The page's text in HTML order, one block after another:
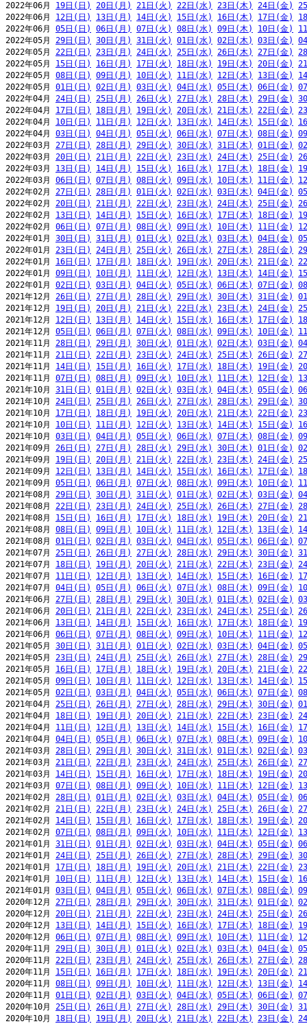
2022年06月 19日(日) 20日(月) 21日(火) 22日(水) 23日(木) 24日(金)
2022年06月 12日(日) 13日(月) 14日(火) 15日(水) 16日(木) 17日(金)
2022年06月 05日(日) 06日(月) 07日(火) 08日(水) 09日(木) 10日(金)
2022年05月 29日(日) 30日(月) 31日(火) 01日(水) 02日(木) 03日(金)
2022年05月 22日(日) 23日(月) 24日(火) 25日(水) 26日(木) 27日(金)
2022年05月 15日(日) 16日(月) 17日(火) 18日(水) 19日(木) 20日(金)
2022年05月 08日(日) 09日(月) 10日(火) 11日(水) 12日(木) 13日(金)
2022年05月 01日(日) 02日(月) 03日(火) 04日(水) 05日(木) 06日(金)
2022年04月 24日(日) 25日(月) 26日(火) 27日(水) 28日(木) 29日(金)
2022年04月 17日(日) 18日(月) 19日(火) 20日(水) 21日(木) 22日(金)
2022年04月 10日(日) 11日(月) 12日(火) 13日(水) 14日(木) 15日(金)
2022年04月 03日(日) 04日(月) 05日(火) 06日(水) 07日(木) 08日(金)
2022年03月 27日(日) 28日(月) 29日(火) 30日(水) 31日(木) 01日(金)
2022年03月 20日(日) 21日(月) 22日(火) 23日(水) 24日(木) 25日(金)
2022年03月 13日(日) 14日(月) 15日(火) 16日(水) 17日(木) 18日(金)
2022年03月 06日(日) 07日(月) 08日(火) 09日(水) 10日(木) 11日(金)
2022年02月 27日(日) 28日(月) 01日(火) 02日(水) 03日(木) 04日(金)
2022年02月 20日(日) 21日(月) 22日(火) 23日(水) 24日(木) 25日(金)
2022年02月 13日(日) 14日(月) 15日(火) 16日(水) 17日(木) 18日(金)
2022年02月 06日(日) 07日(月) 08日(火) 09日(水) 10日(木) 11日(金)
2022年01月 30日(日) 31日(月) 01日(火) 02日(水) 03日(木) 04日(金)
2022年01月 23日(日) 24日(月) 25日(火) 26日(水) 27日(木) 28日(金)
2022年01月 16日(日) 17日(月) 18日(火) 19日(水) 20日(木) 21日(金)
2022年01月 09日(日) 10日(月) 11日(火) 12日(水) 13日(木) 14日(金)
2022年01月 02日(日) 03日(月) 04日(火) 05日(水) 06日(木) 07日(金)
2021年12月 26日(日) 27日(月) 28日(火) 29日(水) 30日(木) 31日(金)
2021年12月 19日(日) 20日(月) 21日(火) 22日(水) 23日(木) 24日(金)
2021年12月 12日(日) 13日(月) 14日(火) 15日(水) 16日(木) 17日(金)
2021年12月 05日(日) 06日(月) 07日(火) 08日(水) 09日(木) 10日(金)
2021年11月 28日(日) 29日(月) 30日(火) 01日(水) 02日(木) 03日(金)
2021年11月 21日(日) 22日(月) 23日(火) 24日(水) 25日(木) 26日(金)
2021年11月 14日(日) 15日(月) 16日(火) 17日(水) 18日(木) 19日(金)
2021年11月 07日(日) 08日(月) 09日(火) 10日(水) 11日(木) 12日(金)
2021年10月 31日(日) 01日(月) 02日(火) 03日(水) 04日(木) 05日(金)
2021年10月 24日(日) 25日(月) 26日(火) 27日(水) 28日(木) 29日(金)
2021年10月 17日(日) 18日(月) 19日(火) 20日(水) 21日(木) 22日(金)
2021年10月 10日(日) 11日(月) 12日(火) 13日(水) 14日(木) 15日(金)
2021年10月 03日(日) 04日(月) 05日(火) 06日(水) 07日(木) 08日(金)
2021年09月 26日(日) 27日(月) 28日(火) 29日(水) 30日(木) 01日(金)
2021年09月 19日(日) 20日(月) 21日(火) 22日(水) 23日(木) 24日(金)
2021年09月 12日(日) 13日(月) 14日(火) 15日(水) 16日(木) 17日(金)
2021年09月 05日(日) 06日(月) 07日(火) 08日(水) 09日(木) 10日(金)
2021年08月 29日(日) 30日(月) 31日(火) 01日(水) 02日(木) 03日(金)
2021年08月 22日(日) 23日(月) 24日(火) 25日(水) 26日(木) 27日(金)
2021年08月 15日(日) 16日(月) 17日(火) 18日(水) 19日(木) 20日(金)
2021年08月 08日(日) 09日(月) 10日(火) 11日(水) 12日(木) 13日(金)
2021年08月 01日(日) 02日(月) 03日(火) 04日(水) 05日(木) 06日(金)
2021年07月 25日(日) 26日(月) 27日(火) 28日(水) 29日(木) 30日(金)
2021年07月 18日(日) 19日(月) 20日(火) 21日(水) 22日(木) 23日(金)
2021年07月 11日(日) 12日(月) 13日(火) 14日(水) 15日(木) 16日(金)
2021年07月 04日(日) 05日(月) 06日(火) 07日(水) 08日(木) 09日(金)
2021年06月 27日(日) 28日(月) 29日(火) 30日(水) 01日(木) 02日(金)
2021年06月 20日(日) 21日(月) 22日(火) 23日(水) 24日(木) 25日(金)
2021年06月 13日(日) 14日(月) 15日(火) 16日(水) 17日(木) 18日(金)
2021年06月 06日(日) 07日(月) 08日(火) 09日(水) 10日(木) 11日(金)
2021年05月 30日(日) 31日(月) 01日(火) 02日(水) 03日(木) 04日(金)
2021年05月 23日(日) 24日(月) 25日(火) 26日(水) 27日(木) 28日(金)
2021年05月 16日(日) 17日(月) 18日(火) 19日(水) 20日(木) 21日(金)
2021年05月 09日(日) 10日(月) 11日(火) 12日(水) 13日(木) 14日(金)
2021年05月 02日(日) 03日(月) 04日(火) 05日(水) 06日(木) 07日(金)
2021年04月 25日(日) 26日(月) 27日(火) 28日(水) 29日(木) 30日(金)
2021年04月 18日(日) 19日(月) 20日(火) 21日(水) 22日(木) 23日(金)
2021年04月 11日(日) 12日(月) 13日(火) 14日(水) 15日(木) 16日(金)
2021年04月 04日(日) 05日(月) 06日(火) 07日(水) 08日(木) 09日(金)
2021年03月 28日(日) 29日(月) 30日(火) 31日(水) 01日(木) 02日(金)
2021年03月 21日(日) 22日(月) 23日(火) 24日(水) 25日(木) 26日(金)
2021年03月 14日(日) 15日(月) 16日(火) 17日(水) 18日(木) 19日(金)
2021年03月 07日(日) 08日(月) 09日(火) 10日(水) 11日(木) 12日(金)
2021年02月 28日(日) 01日(月) 02日(火) 03日(水) 04日(木) 05日(金)
2021年02月 21日(日) 22日(月) 23日(火) 24日(水) 25日(木) 26日(金)
2021年02月 14日(日) 15日(月) 16日(火) 17日(水) 18日(木) 19日(金)
2021年02月 07日(日) 08日(月) 09日(火) 10日(水) 11日(木) 12日(金)
2021年01月 31日(日) 01日(月) 02日(火) 03日(水) 04日(木) 05日(金)
2021年01月 24日(日) 25日(月) 26日(火) 27日(水) 28日(木) 29日(金)
2021年01月 17日(日) 18日(月) 19日(火) 20日(水) 21日(木) 22日(金)
2021年01月 10日(日) 11日(月) 12日(火) 13日(水) 14日(木) 15日(金)
2021年01月 03日(日) 04日(月) 05日(火) 06日(水) 07日(木) 08日(金)
2020年12月 27日(日) 28日(月) 29日(火) 30日(水) 31日(木) 01日(金)
2020年12月 20日(日) 21日(月) 22日(火) 23日(水) 24日(木) 25日(金)
2020年12月 13日(日) 14日(月) 15日(火) 16日(水) 17日(木) 18日(金)
2020年12月 06日(日) 07日(月) 08日(火) 09日(水) 10日(木) 11日(金)
2020年11月 29日(日) 30日(月) 01日(火) 02日(水) 03日(木) 04日(金)
2020年11月 22日(日) 23日(月) 24日(火) 25日(水) 26日(木) 27日(金)
2020年11月 15日(日) 16日(月) 17日(火) 18日(水) 19日(木) 20日(金)
2020年11月 08日(日) 09日(月) 10日(火) 11日(水) 12日(木) 13日(金)
2020年11月 01日(日) 02日(月) 03日(火) 04日(水) 05日(木) 06日(金)
2020年10月 25日(日) 26日(月) 27日(火) 28日(水) 29日(木) 30日(金)
2020年10月 18日(日) 19日(月) 20日(火) 21日(水) 22日(木) 23日(金)